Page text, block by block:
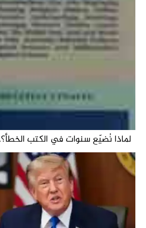
لماذا نُضيّع سنوات في الكتب الخطأ؟...